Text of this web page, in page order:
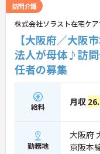
訪問介護
株式会社ソラスト在宅ケ
【大阪府／大阪
法人が母体♪訪
任者の募集
給料 月収
勤務地
大阪府
京阪本